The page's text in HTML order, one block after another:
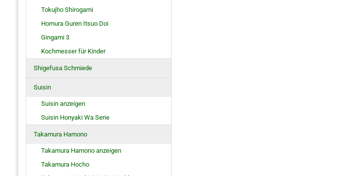
Tokujho Shirogami
Homura Guren Itsuo Doi
Gingami 3
Kochmesser für Kinder
Shigefusa Schmiede
Suisin
Suisin anzeigen
Suisin Honyaki Wa Serie
Takamura Hamono
Takamura Hamono anzeigen
Takamura Hocho